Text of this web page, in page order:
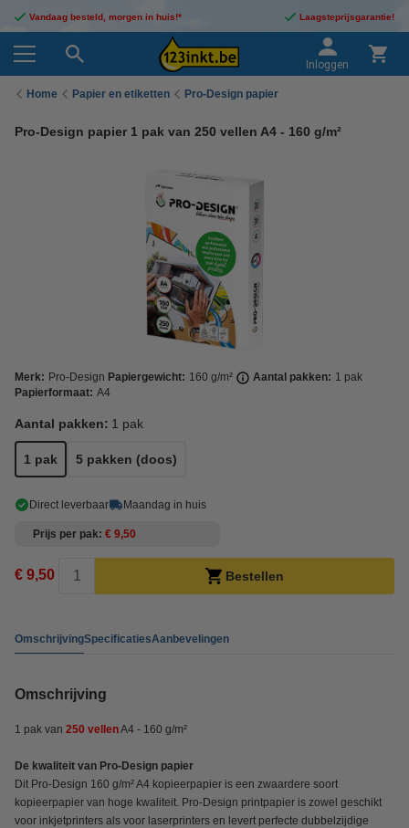
Vandaag besteld, morgen in huis!* Laagsteprijsgarantie!
Inloggen
Home Papier en etiketten Pro-Design papier
Pro-Design papier 1 pak van 250 vellen A4 - 160 g/m²
Merk: Pro-Design Papiergewicht: 160 g/m² Aantal pakken: 1 pak
Papierformaat: A4
Aantal pakken: 1 pak
1 pak 5 pakken (doos)
Direct leverbaar Maandag in huis
Prijs per pak € 9,50
€ 9,50 Bestellen
OmschrijvingSpecificatiesAanbevelingen
Omschrijving
1 pak van 250 vellenA4 - 160 g/m²
De kwaliteit van Pro-Design papier
Dit Pro-Design 160 g/m² A4 kopieerpapier is een zwaardere soort
kopieerpapier van hoge kwaliteit. Pro-Design printpapier is zowel geschikt
voor inkjetprinters als voor laserprinters en levert perfecte dubbelzijdige